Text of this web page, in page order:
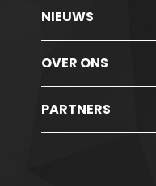
NIEUWS
OVER ONS
PARTNERS